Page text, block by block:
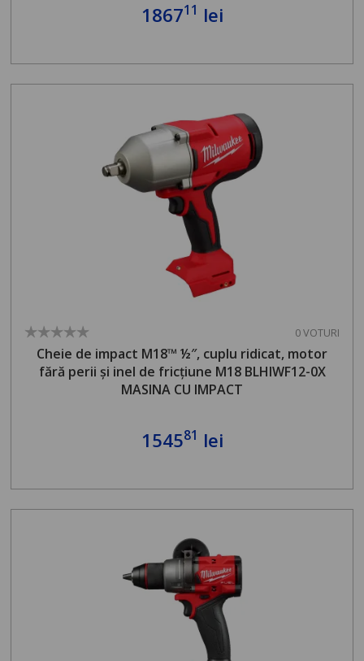
186711 lei
0 VOTURI
Cheie de impact M18™ ½″, cuplu ridicat, motor
fără perii și inel de fricțiune M18 BLHIWF12-0X
MASINA CU IMPACT
154581 lei